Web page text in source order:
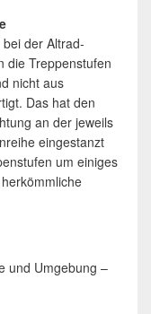
der Altrad-
die Treppenstufen
nicht aus
Das hat den
an der jeweils
eingestanzt
um einiges
und Umgebung –